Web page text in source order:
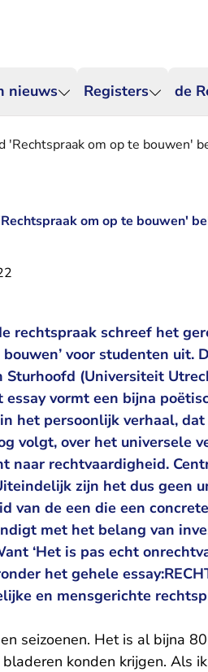
nieuws Registers de
'Rechtspraak om op te bouwen'
om op te bouwen'
rechtspraak schreef het
bouwen’ voor studenten uit.
Sturhoofd (Universiteit
vormt een bijna
het persoonlijk verhaal,
volgt, over het universele
naar rechtvaardigheid.
zijn het dus geen
van de een die een
met het belang van
‘Het is pas echt
het gehele
en mensgerichte
seizoenen. Het is al bijna
konden krijgen. Als